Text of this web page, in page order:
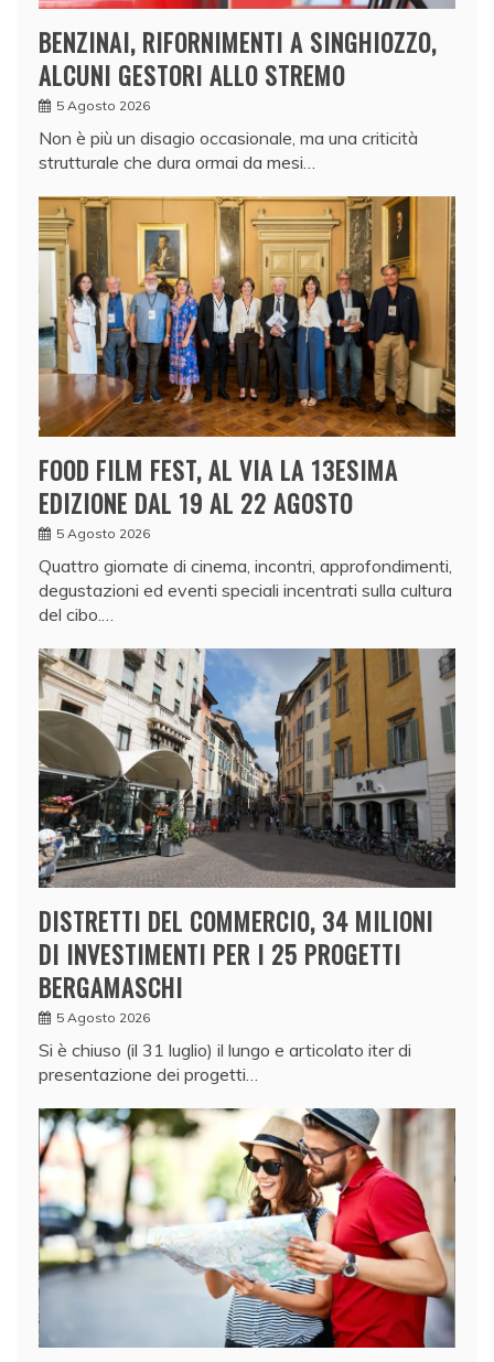
BENZINAI, RIFORNIMENTI A SINGHIOZZO,
ALCUNI GESTORI ALLO STREMO
5 Agosto 2026
Non è più un disagio occasionale, ma una criticità
strutturale che dura ormai da mesi…
FOOD FILM FEST, AL VIA LA 13ESIMA
EDIZIONE DAL 19 AL 22 AGOSTO
5 Agosto 2026
Quattro giornate di cinema, incontri, approfondimenti,
degustazioni ed eventi speciali incentrati sulla cultura
del cibo.…
DISTRETTI DEL COMMERCIO, 34 MILIONI
DI INVESTIMENTI PER I 25 PROGETTI
BERGAMASCHI
5 Agosto 2026
Si è chiuso (il 31 luglio) il lungo e articolato iter di
presentazione dei progetti…